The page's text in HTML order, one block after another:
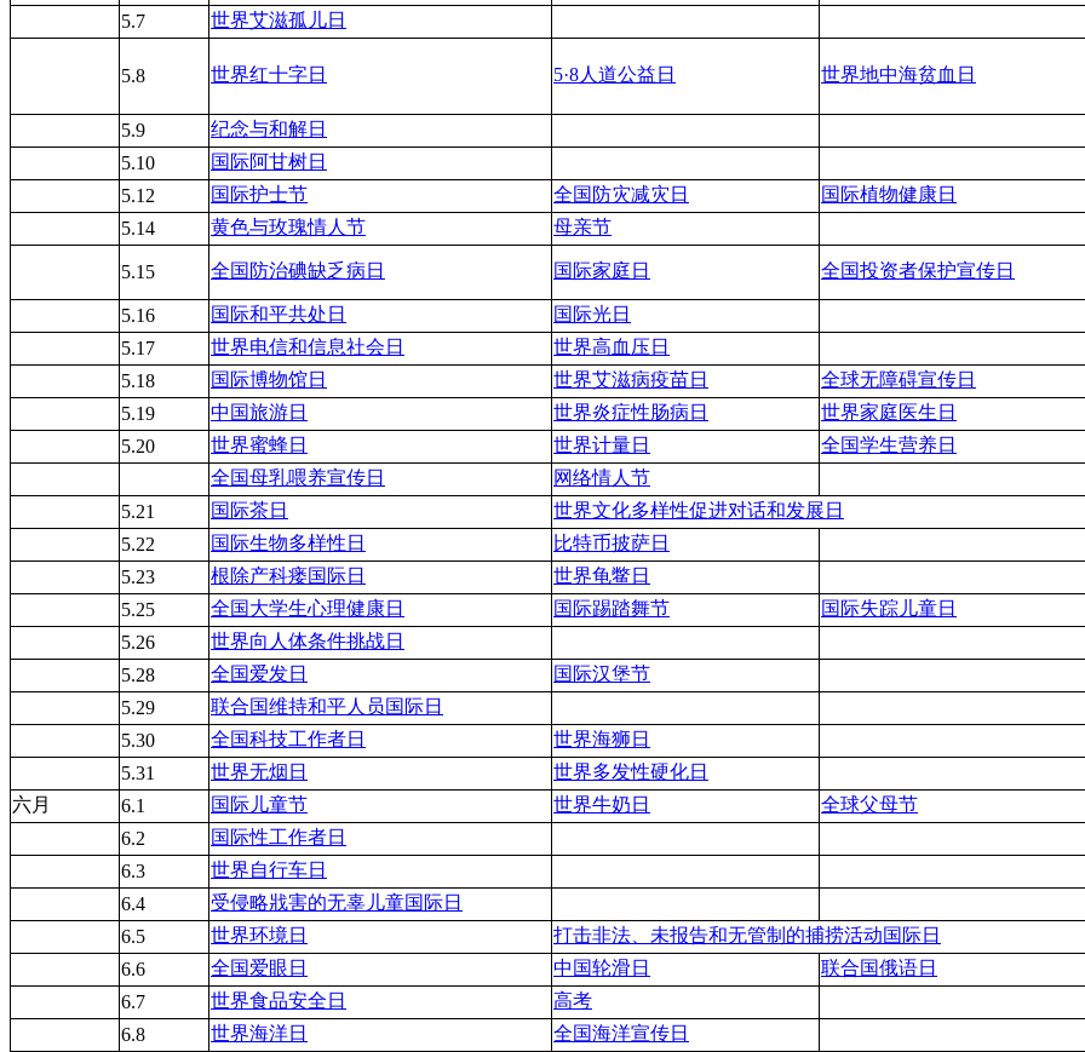
5.7
世界艾滋孤儿日
5.8 世界红十字日 5·8人道公益日 世界地中海贫血日
5.9
纪念与和解日
5.10
国际阿甘树日
5.12
国际护士节 全国防灾减灾日
国际植物健康日
5.14
黄色与玫瑰情人节 母亲节
5.15 全国防治碘缺乏病日 国际家庭日 全国投资者保护宣传日
5.16
国际和平共处日
国际光日
5.17
世界电信和信息社会日
世界高血压日
5.18
国际博物馆日 世界艾滋病疫苗日
全球无障碍宣传日
5.19
中国旅游日 世界炎症性肠病日
世界家庭医生日
5.20
世界蜜蜂日 世界计量日 全国学生营养日
全国母乳喂养宣传日
网络情人节
5.21
国际茶日 世界文化多样性促进对话和发展日
5.22
国际生物多样性日
比特币披萨日
5.23
根除产科瘘国际日
世界龟鳖日
5.25
全国大学生心理健康日 国际踢踏舞节 国际失踪儿童日
5.26
世界向人体条件挑战日
5.28
全国爱发日
国际汉堡节
5.29
联合国维持和平人员国际日
5.30
全国科技工作者日
世界海狮日
5.31
世界无烟日
世界多发性硬化日
六月
6.1 国际儿童节 世界牛奶日 全球父母节
6.2
国际性工作者日
6.3
世界自行车日
6.4
受侵略戕害的无辜儿童国际日
6.5
世界环境日
打击非法、未报告和无管制的捕捞活动国际日
6.6
全国爱眼日 中国轮滑日
联合国俄语日
6.7
世界食品安全日
高考
6.8
世界海洋日 全国海洋宣传日